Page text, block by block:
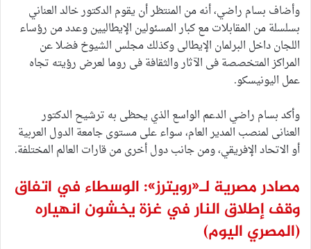
وأضاف بسام راضي، أنه من المنتظر أن يقوم الدكتور خالد العناني
بسلسلة من المقابلات مع كبار المسئولين الإيطاليين وعدد من رؤساء
اللجان داخل البرلمان الإيطالى وكذلك مجلس الشيوخ فضلا عن
المراكز المتخصصة فى الآثار والثقافة فى روما لعرض رؤيته تجاه
عمل اليونيسكو.
وأكد بسام راضي الدعم الواسع الذي يحظى به ترشيح الدكتور
العنانى لمنصب المدير العام، سواء على مستوى جامعة الدول العربية
أو الاتحاد الإفريقي، ومن جانب دول أخرى من قارات العالم المختلفة.
مصادر مصرية لـ«رويترز»: الوسطاء في اتفاق
وقف إطلاق النار في غزة يخشون انهياره
(المصري اليوم)